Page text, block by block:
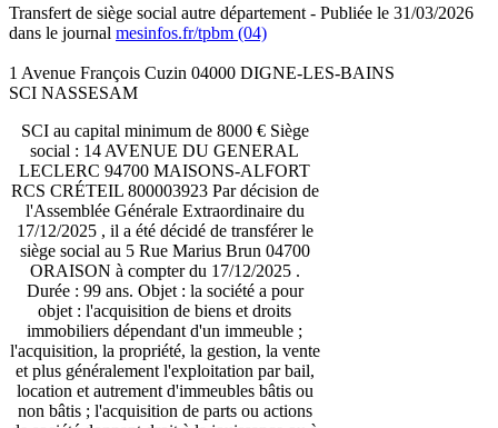
Transfert de siège social autre département - Publiée le 31/03/2026
dans le journal mesinfos.fr/tpbm (04)
1 Avenue François Cuzin 04000 DIGNE-LES-BAINS
SCI NASSESAM
SCI au capital minimum de 8000 € Siège
social : 14 AVENUE DU GENERAL
LECLERC 94700 MAISONS-ALFORT
RCS CRÉTEIL 800003923 Par décision de
l'Assemblée Générale Extraordinaire du
17/12/2025 , il a été décidé de transférer le
siège social au 5 Rue Marius Brun 04700
ORAISON à compter du 17/12/2025 .
Durée : 99 ans. Objet : la société a pour
objet : l'acquisition de biens et droits
immobiliers dépendant d'un immeuble ;
l'acquisition, la propriété, la gestion, la vente
et plus généralement l'exploitation par bail,
location et autrement d'immeubles bâtis ou
non bâtis ; l'acquisition de parts ou actions